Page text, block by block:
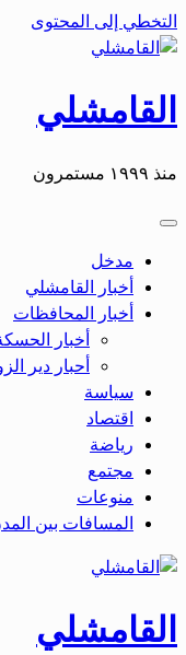
التخطي إلى المحتوى
القامشلي
منذ ١٩٩٩ مستمرون
مدخل
أخبار القامشلي
أخبار المحافظات
أخبار
أحبار دير
سياسة
اقتصاد
رياضة
مجتمع
منوعات
المسافات بين
القامشلي